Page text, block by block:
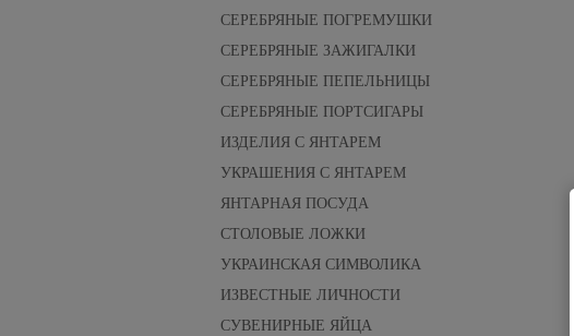
СЕРЕБРЯНЫЕ ПОГРЕМУШКИ
СЕРЕБРЯНЫЕ ЗАЖИГАЛКИ
СЕРЕБРЯНЫЕ ПЕПЕЛЬНИЦЫ
СЕРЕБРЯНЫЕ ПОРТСИГАРЫ
ИЗДЕЛИЯ С ЯНТАРЕМ
УКРАШЕНИЯ С ЯНТАРЕМ
ЯНТАРНАЯ ПОСУДА
СТОЛОВЫЕ ЛОЖКИ
УКРАИНСКАЯ СИМВОЛИКА
ИЗВЕСТНЫЕ ЛИЧНОСТИ
СУВЕНИРНЫЕ ЯЙЦА